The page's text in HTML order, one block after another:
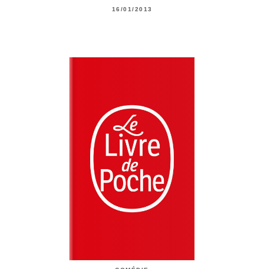
16/01/2013